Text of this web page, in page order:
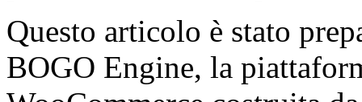
Questo articolo è stato
BOGO Engine, la